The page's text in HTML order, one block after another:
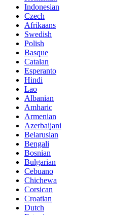
Indonesian
Czech
Afrikaans
Swedish
Polish
Basque
Catalan
Esperanto
Hindi
Lao
Albanian
Amharic
Armenian
Azerbaijani
Belarusian
Bengali
Bosnian
Bulgarian
Cebuano
Chichewa
Corsican
Croatian
Dutch